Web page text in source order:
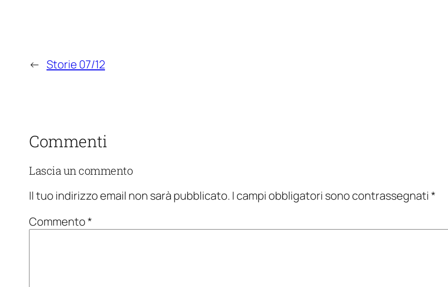
← Storie 07/12
Commenti
Lascia un commento
Il tuo indirizzo email non sarà pubblicato. I campi obbligatori sono contrassegnati *
Commento*